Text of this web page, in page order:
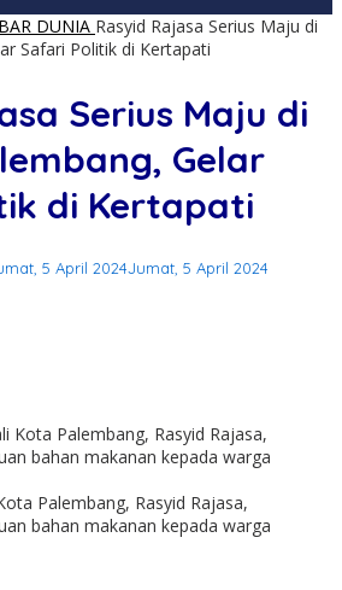
DUNIA Rasyid Rajasa Serius Maju di
Safari Politik di Kertapati
Serius Maju di
Gelar
di Kertapati
5 April 2024Jumat, 5 April 2024
Palembang, Rasyid Rajasa,
bahan makanan kepada warga